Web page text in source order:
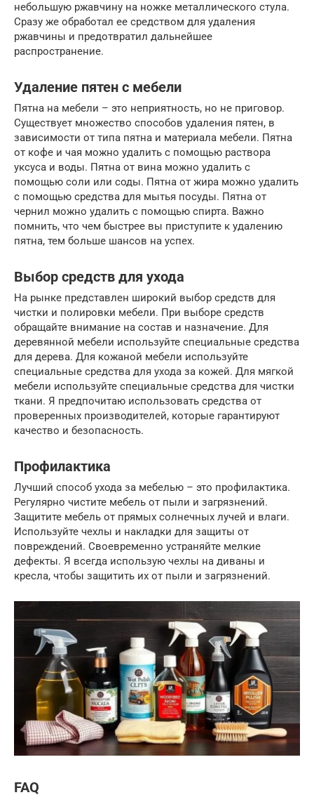
небольшую ржавчину на ножке металлического стула.
Сразу же обработал ее средством для удаления
ржавчины и предотвратил дальнейшее
распространение.
Удаление пятен с мебели
Пятна на мебели – это неприятность, но не приговор.
Существует множество способов удаления пятен, в
зависимости от типа пятна и материала мебели. Пятна
от кофе и чая можно удалить с помощью раствора
уксуса и воды. Пятна от вина можно удалить с
помощью соли или соды. Пятна от жира можно удалить
с помощью средства для мытья посуды. Пятна от
чернил можно удалить с помощью спирта. Важно
помнить, что чем быстрее вы приступите к удалению
пятна, тем больше шансов на успех.
Выбор средств для ухода
На рынке представлен широкий выбор средств для
чистки и полировки мебели. При выборе средств
обращайте внимание на состав и назначение. Для
деревянной мебели используйте специальные средства
для дерева. Для кожаной мебели используйте
специальные средства для ухода за кожей. Для мягкой
мебели используйте специальные средства для чистки
ткани. Я предпочитаю использовать средства от
проверенных производителей, которые гарантируют
качество и безопасность.
Профилактика
Лучший способ ухода за мебелью – это профилактика.
Регулярно чистите мебель от пыли и загрязнений.
Защитите мебель от прямых солнечных лучей и влаги.
Используйте чехлы и накладки для защиты от
повреждений. Своевременно устраняйте мелкие
дефекты. Я всегда использую чехлы на диваны и
кресла, чтобы защитить их от пыли и загрязнений.
FAQ